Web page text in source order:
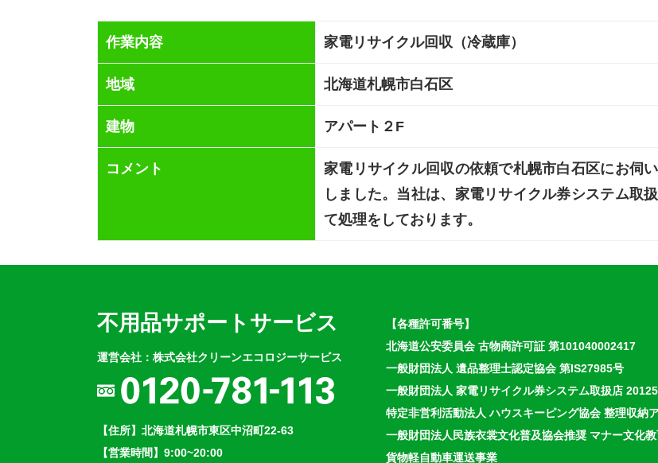
作業内容 家電リサイクル回収（冷蔵庫）
地域 北海道札幌市白石区
建物 アパート２F
コメント
家電リサイクル回収の依頼で札幌市白石区にお伺
しました。当社は、家電リサイクル券システム取
て処理をしております。
不用品サポートサービス
運営会社：株式会社クリーンエコロジーサービス
【住所】北海道札幌市東区中沼町22-63
【営業時間】9:00~20:00
【各種許可番号】
北海道公安委員会 古物商許可証 第101040002417
一般財団法人 遺品整理士認定協会 第IS27985号
一般財団法人 家電リサイクル券システム取扱店
特定非営利活動法人 ハウスキーピング協会 整理収納
一般財団法人民族衣裳文化普及協会推奨 マナー文化
貨物軽自動車運送事業